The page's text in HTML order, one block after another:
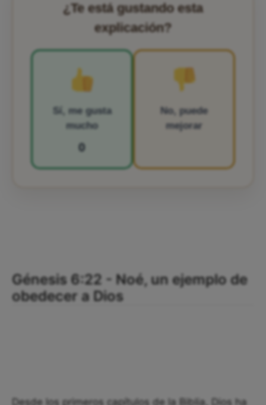
¿Te está gustando esta
explicación?
Sí, me gusta
mucho
0
No, puede
mejorar
Génesis 6:22 - Noé, un ejemplo de
obedecer a Dios
Desde los primeros capítulos de la Biblia, Dios ha